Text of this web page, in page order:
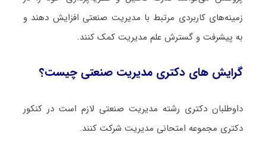
زمینه‌های کاربردی مرتبط با مدیریت صنعتی افزایش دهند و
به پیشرفت و گسترش علم مدیریت کمک کنند.
گرایش های دکتری ﻣﺪﻳﺮﻳﺖ صنعتی چیست؟
داوطلبان دکتری رشته ﻣﺪﻳﺮﻳﺖ صنعتی لازم است در کنکور
دکتری مجموعه امتحانی ﻣﺪﻳﺮﻳﺖ شرکت کنند.